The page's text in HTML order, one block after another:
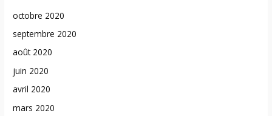
octobre 2020
septembre 2020
août 2020
juin 2020
avril 2020
mars 2020